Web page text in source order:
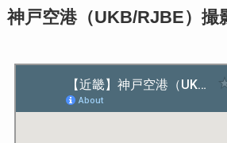
神戸空港（UKB/RJBE）撮